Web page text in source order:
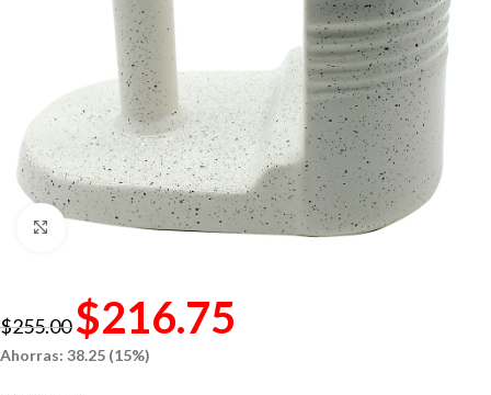
Click to enlarge
$255.00 $216.75
Ahorras: 38.25 (15%)